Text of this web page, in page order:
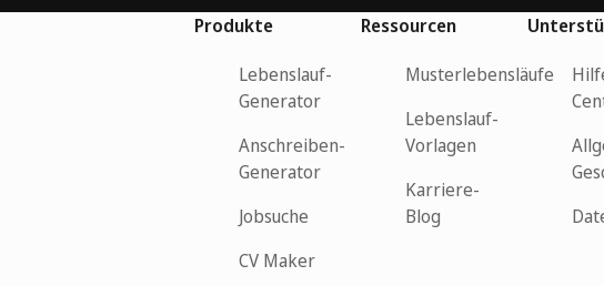
Produkte
Lebenslauf-
Generator
Anschreiben-
Generator
Jobsuche
CV Maker
Ressourcen
Musterlebensläufe
Lebenslauf-
Vorlagen
Karriere-
Blog